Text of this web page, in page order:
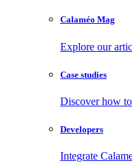
Calaméo Mag
Explore our
Case studies
Discover how
Developers
Integrate